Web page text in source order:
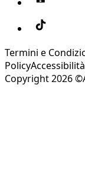
Termini e
PolicyAccessibilità
Copyright 2026